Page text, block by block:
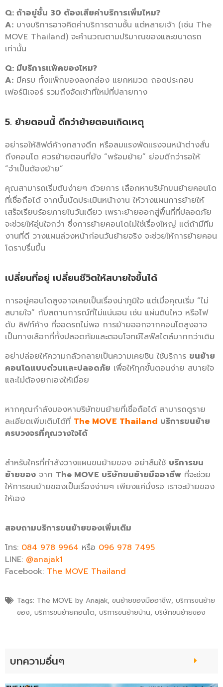
Q: ถ้าอยู่ชั้น 30 ต้องเสียค่าบริการเพิ่มไหม?
A: บางบริการอาจคิดค่าบริการตามชั้น แต่หลายเจ้า (เช่น The
MOVE Thailand) จะคำนวณตามปริมาณของและขนาดรถ
เท่านั้น
Q: มีบริการแพ็คของไหม?
A: มีครบ ทั้งแพ็กของลงกล่อง แยกหมวด ถอดประกอบ
เฟอร์นิเจอร์ รวมถึงจัดเข้าที่ใหม่ที่ปลายทาง
5. ย้ายตอนนี้ ดีกว่าย้ายตอนเกิดเหตุ
อย่ารอให้ลิฟต์ค้างกลางดึก หรือลมแรงพัดแรงจนหน้าต่างสั่น
ถึงคอนโด ควรย้ายตอนที่ยัง “พร้อมย้าย” ย่อมดีกว่ารอให้
“จำเป็นต้องย้าย”
คุณสามารถเริ่มต้นง่ายๆ ด้วยการ เลือกหาบริษัทขนย้ายคอนโด
ที่เชื่อถือได้ จากนั้นนัดประเมินหน้างาน ให้วางแผนการย้ายให้
เสร็จเรียบร้อยภายในวันเดียว เพราะย้ายออกสู่พื้นที่ที่ปลอดภัย
จะช่วยให้อุ่นใจกว่า ซึ่งการย้ายคอนโดไม่ใช่เรื่องใหญ่ แต่ถ้ามีทีม
งานที่ดี วางแผนล่วงหน้าก่อนวันย้ายจริง จะช่วยให้การย้ายคอน
โดราบรื่นขึ้น
เปลี่ยนที่อยู่ เปลี่ยนชีวิตให้สบายใจขึ้นได้
การอยู่คอนโดสูงอาจเคยเป็นเรื่องน่าภูมิใจ แต่เมื่อคุณเริ่ม “ไม่
สบายใจ” กับสถานการณ์ที่ไม่แน่นอน เช่น แผ่นดินไหว หรือไฟ
ดับ ลิฟท์ค้าง ที่จอดรถไม่พอ การย้ายออกจากคอนโดสูงอาจ
เป็นทางเลือกที่ทั้งปลอดภัยและตอบโจทย์ไลฟ์สไตล์มากกว่าเดิม
อย่าปล่อยให้ความกลัวกลายเป็นความเคยชิน ใช้บริการ ขนย้าย
คอนโดแบบด่วนและปลอดภัย เพื่อให้ทุกขั้นตอนง่าย สบายใจ
และไม่ต้องยกเองให้เมื่อย
หากคุณกำลังมองหาบริษัทขนย้ายที่เชื่อถือได้ สามารถดูราย
ละเอียดเพิ่มเติมได้ที่ The MOVE Thailand บริการขนย้าย
ครบวงจรที่คุณวางใจได้
สำหรับใครที่กำลังวางแผนขนย้ายของ อย่าลืมใช้ บริการขน
ย้ายของ จาก The MOVE บริษัทขนย้ายมืออาชีพ ที่จะช่วย
ให้การขนย้ายของเป็นเรื่องง่ายๆ เพียงแค่นั่งรอ เราจะย้ายของ
ให้เอง
สอบถามบริการขนย้ายของเพิ่มเติม
โทร: 084 978 9964 หรือ 096 978 7495
LINE: @anajak1
Facebook: The MOVE Thailand
Tags: The MOVE by Anajak, ขนย้ายของมืออาชีพ, บริการขนย้าย
ของ, บริการขนย้ายคอนโด, บริการขนย้ายบ้าน, บริษัทขนย้ายของ
บทความอื่นๆ